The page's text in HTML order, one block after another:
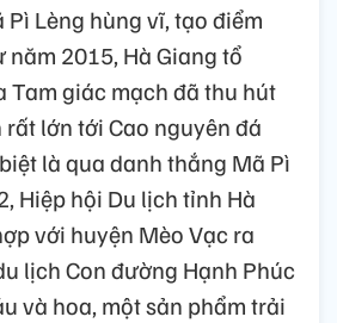
Lèng hùng vĩ, tạo điểm
năm 2015, Hà Giang tổ
Tam giác mạch đã thu hút
lớn tới Cao nguyên đá
là qua danh thắng Mã Pì
Hiệp hội Du lịch tỉnh Hà
với huyện Mèo Vạc ra
lịch Con đường Hạnh Phúc
và hoa, một sản phẩm trải